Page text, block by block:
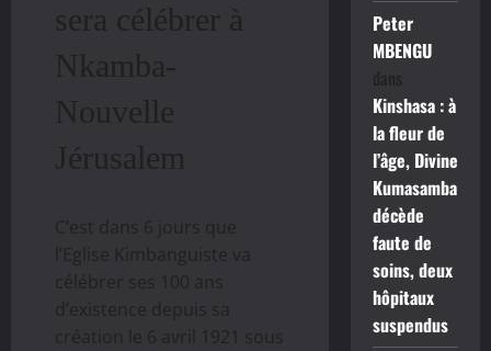
sera célébrer à
Nkamba-
Nouvelle
Jérusalem
C’est dans 6 jours que
l’Eglise Kimbanguiste va
célébrer ses 100 ans
d’existence depuis sa
création le 6 avril 1921 sous
Peter
MBENGU
dans
Kinshasa : à
la fleur de
l’âge, Divine
Kumasamba
décède
faute de
soins, deux
hôpitaux
suspendus